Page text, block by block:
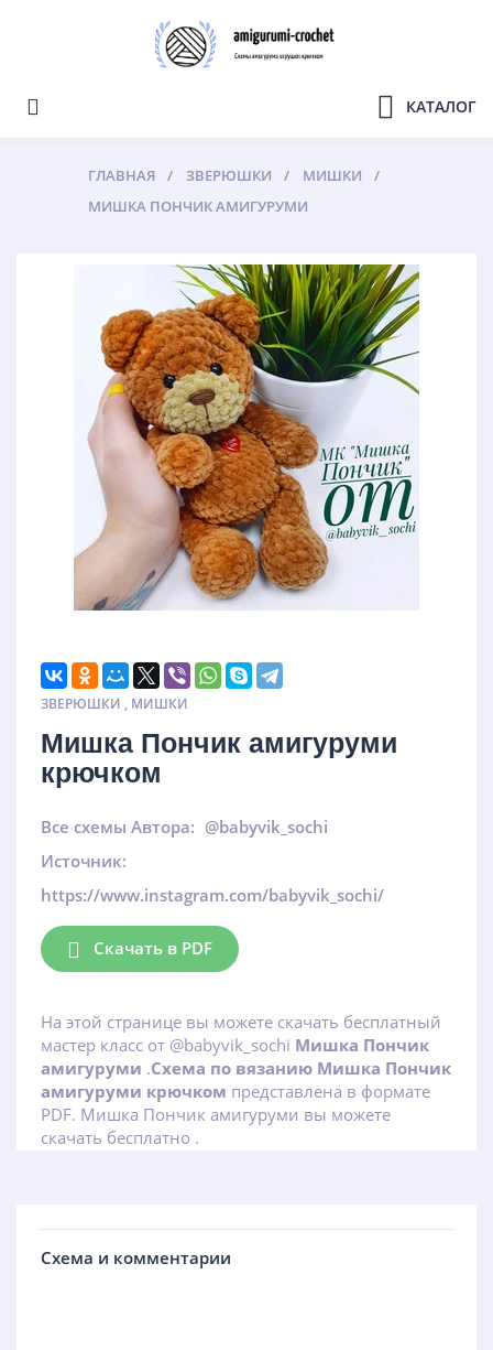
КАТАЛОГ
ГЛАВНАЯ ЗВЕРЮШКИ
МИШКИ
МИШКА ПОНЧИК АМИГУРУМИ
ЗВЕРЮШКИ , МИШКИ
Мишка Пончик амигуруми
крючком
Все схемы Автора: @babyvik_sochi
Источник:
https://www.instagram.com/babyvik_sochi/
Скачать в PDF
На этой странице вы можете скачать бесплатный
мастер класс от @babyvik_sochi Мишка Пончик
амигуруми .Схема по вязанию Мишка Пончик
амигуруми крючком представлена в формате
PDF. Мишка Пончик амигуруми вы можете
скачать бесплатно .
Схема и комментарии